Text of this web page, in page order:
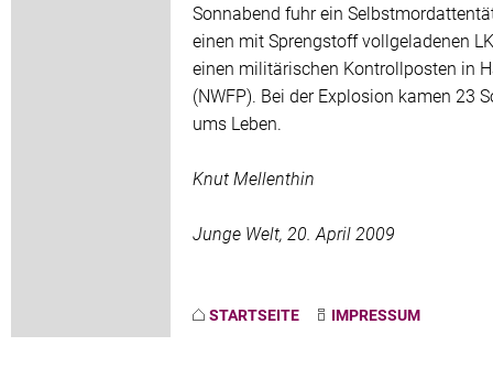
Sonnabend fuhr ein
einen mit Sprengstoff vollgeladenen
einen militärischen Kontrollposten in
(NWFP). Bei der Explosion kamen 23
ums Leben.
Knut Mellenthin
Junge Welt, 20. April 2009
STARTSEITE IMPRESSUM